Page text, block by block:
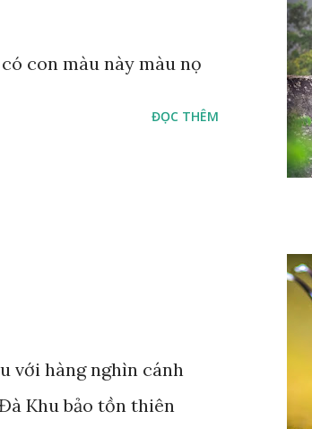
con màu này màu nọ
ĐỌC THÊM
với hàng nghìn cánh
Khu bảo tồn thiên